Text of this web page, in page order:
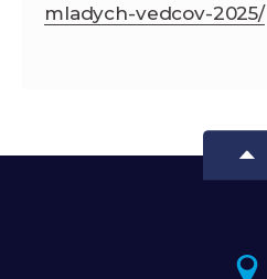
mladych-vedcov-2025/